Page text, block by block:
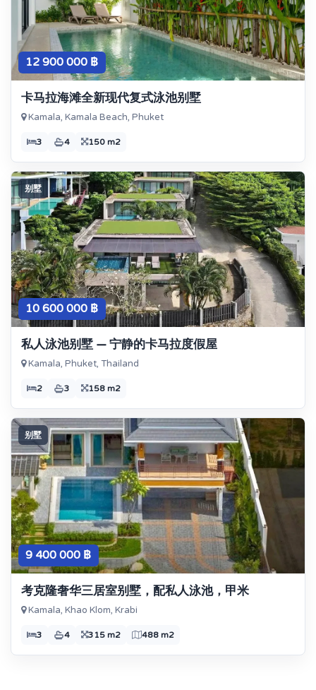
12 900 000 ฿
卡马拉海滩全新现代复式泳池别墅
Kamala, Kamala Beach, Phuket
3 4 150 m2
别墅
10 600 000 ฿
私人泳池别墅 — 宁静的卡马拉度假屋
Kamala, Phuket, Thailand
2 3 158 m2
别墅
9 400 000 ฿
考克隆奢华三居室别墅，配私人泳池，甲米
Kamala, Khao Klom, Krabi
3 4 315 m2 488 m2